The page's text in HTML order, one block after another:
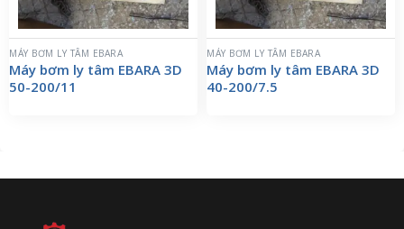
MÁY BƠM LY TÂM EBARA
Máy bơm ly tâm EBARA 3D
50-200/11
MÁY BƠM LY TÂM EBARA
Máy bơm ly tâm EBARA 3D
40-200/7.5